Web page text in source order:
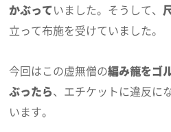
かぶっていました。そうして、
立って布施を受けていました。
今回はこの虚無僧の編み籠をゴ
ぶったら、エチケットに違反に
います。